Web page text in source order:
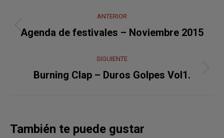
entre
publicaciones
ANTERIOR
Publicación
Agenda de festivales – Noviembre 2015
SIGUIENTE
Publicación
Burning Clap – Duros Golpes Vol1.
También te puede gustar